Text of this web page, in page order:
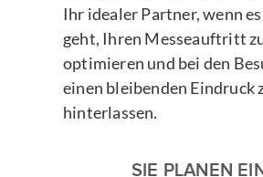
Ihr idealer Partner, wenn
geht, Ihren Messeauftritt
optimieren und bei den
einen bleibenden Eindruck
hinterlassen.
SIE PLANEN